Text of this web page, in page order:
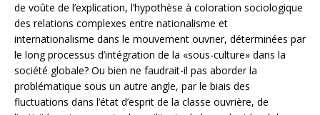
de voûte de l’explication, l’hypothèse à coloration sociologique
des relations complexes entre nationalisme et
internationalisme dans le mouvement ouvrier, déterminées par
le long processus d’intégration de la «sous-culture» dans la
société globale? Ou bien ne faudrait-il pas aborder la
problématique sous un autre angle, par le biais des
fluctuations dans l’état d’esprit de la classe ouvrière, de